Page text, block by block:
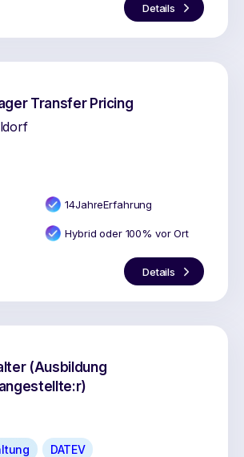
Details
Transfer Pricing
14JahreErfahrung
Hybrid oder 100% vor Ort
Details
(Ausbildung
DATEV